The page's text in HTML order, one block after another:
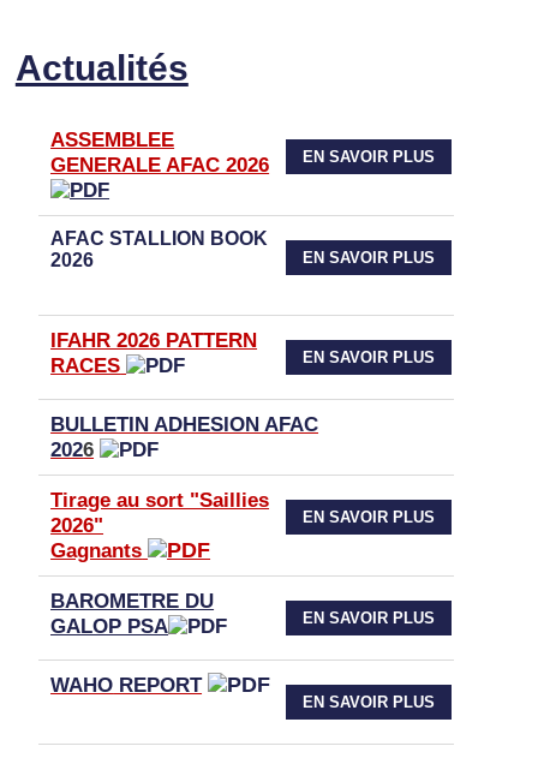
Actualités
ASSEMBLEE
GENERALE AFAC 2026
EN SAVOIR PLUS
AFAC STALLION BOOK
2026
EN SAVOIR PLUS
IFAHR 2026 PATTERN
RACES
EN SAVOIR PLUS
BULLETIN ADHESION AFAC
2026
Tirage au sort "Saillies
2026"
Gagnants
EN SAVOIR PLUS
BAROMETRE DU
GALOP PSA
EN SAVOIR PLUS
WAHO REPORT
EN SAVOIR PLUS